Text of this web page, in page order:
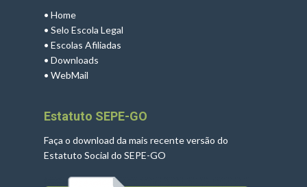
• Home
• Selo Escola Legal
• Escolas Afiliadas
• Downloads
• WebMail
Estatuto SEPE-GO
Faça o download da mais recente versão do
Estatuto Social do SEPE-GO